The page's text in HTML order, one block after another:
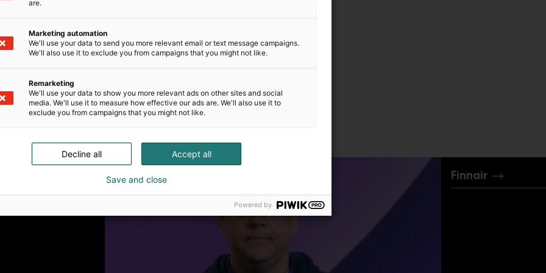
Forum
Finnair
are.
Marketing automation
We'll use your data to send you more relevant email or text message campaigns.
We'll also use it to exclude you from campaigns that you might not like.
Remarketing
We'll use your data to show you more relevant ads on other sites and social
media. We'll use it to measure how effective our ads are. We'll also use it to
exclude you from campaigns that you might not like.
Accept all
Decline all
Save and close
Powered by